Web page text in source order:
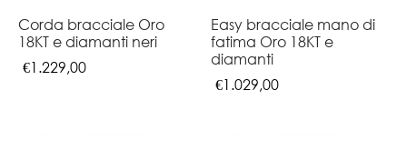
Corda bracciale Oro
18KT e diamanti neri
€1.229,00
Easy bracciale mano di
fatima Oro 18KT e
diamanti
€1.029,00